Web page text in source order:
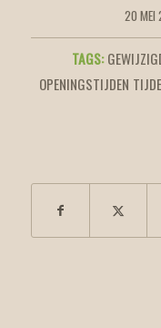
20 MEI
/
TAGS:
OPENINGSTIJDEN